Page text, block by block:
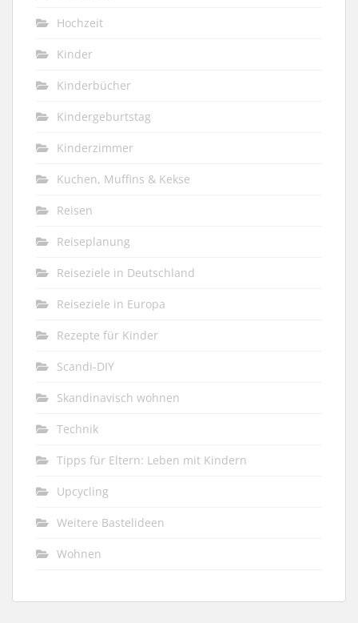
Hochzeit
Kinder
Kinderbücher
Kindergeburtstag
Kinderzimmer
Kuchen, Muffins & Kekse
Reisen
Reiseplanung
Reiseziele in Deutschland
Reiseziele in Europa
Rezepte für Kinder
Scandi-DIY
Skandinavisch wohnen
Technik
Tipps für Eltern: Leben mit Kindern
Upcycling
Weitere Bastelideen
Wohnen